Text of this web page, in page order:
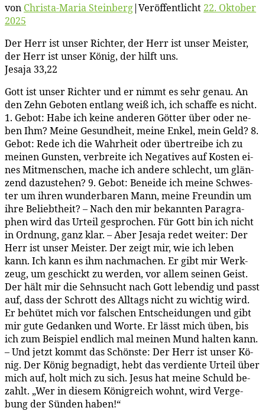
von Christa-Maria Steinberg|Veröffentlicht 22. Oktober
2025
Der Herr ist un­ser Rich­ter, der Herr ist un­ser Meis­ter,
der Herr ist un­ser Kö­nig, der hilft uns.
Je­sa­ja 33,22
Gott ist un­ser Rich­ter und er nimmt es sehr ge­nau. An
den Zehn Ge­bo­ten ent­lang weiß ich, ich schaf­fe es nicht.
1. Ge­bot: Ha­be ich kei­ne an­de­ren Göt­ter über oder ne­
ben Ihm? Mei­ne Ge­sund­heit, mei­ne En­kel, mein Geld? 8.
Ge­bot: Re­de ich die Wahr­heit oder über­trei­be ich zu
mei­nen Guns­ten, ver­brei­te ich Ne­ga­ti­ves auf Kos­ten ei­
nes Mit­men­schen, ma­che ich an­de­re schlecht, um glän­
zend da­zu­ste­hen? 9. Ge­bot: Be­nei­de ich mei­ne Schwes­
ter um ih­ren wun­der­ba­ren Mann, mei­ne Freun­din um
ih­re Be­liebt­heit? – Nach den mir be­kann­ten Pa­ra­gra­
phen wird das Ur­teil ge­spro­chen. Für Gott bin ich nicht
in Ord­nung, ganz klar. – Aber Je­sa­ja re­det wei­ter: Der
Herr ist un­ser Meis­ter. Der zeigt mir, wie ich le­ben
kann. Ich kann es ihm nach­ma­chen. Er gibt mir Werk­
zeug, um ge­schickt zu wer­den, vor al­lem sei­nen Geist.
Der hält mir die Sehn­sucht nach Gott le­ben­dig und passt
auf, dass der Schrott des All­tags nicht zu wich­tig wird.
Er be­hü­tet mich vor fal­schen Ent­schei­dun­gen und gibt
mir gu­te Ge­dan­ken und Wor­te. Er lässt mich üben, bis
ich zum Bei­spiel end­lich mal mei­nen Mund hal­ten kann.
– Und jetzt kommt das Schöns­te: Der Herr ist un­ser Kö­
nig. Der Kö­nig be­gna­digt, hebt das ver­dien­te Ur­teil über
mich auf, holt mich zu sich. Je­sus hat mei­ne Schuld be­
zahlt. „Wer in die­sem Kö­nig­reich wohnt, wird Ver­ge­
bung der Sün­den haben!“